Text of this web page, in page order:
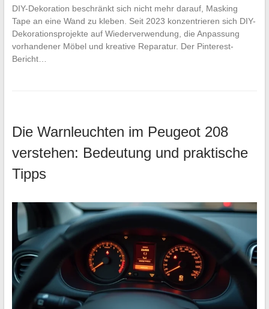
DIY-Dekoration beschränkt sich nicht mehr darauf, Masking
Tape an eine Wand zu kleben. Seit 2023 konzentrieren sich DIY-
Dekorationsprojekte auf Wiederverwendung, die Anpassung
vorhandener Möbel und kreative Reparatur. Der Pinterest-
Bericht…
Die Warnleuchten im Peugeot 208
verstehen: Bedeutung und praktische
Tipps